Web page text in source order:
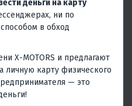
СКУТЕР VENTO MAX 200CC
(REPLICA YAMAHA TMAX)
179 900 ₽
деньги на карту
ни по
в обход
X-MOTORS и предлагают
личную карту физического
— это